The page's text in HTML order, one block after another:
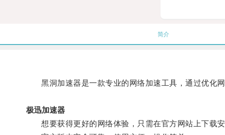
简介
黑洞加速器是一款专业的网络加速工具，通过优化网
极迅加速器
想要获得更好的网络体验，只需在官方网站上下载安